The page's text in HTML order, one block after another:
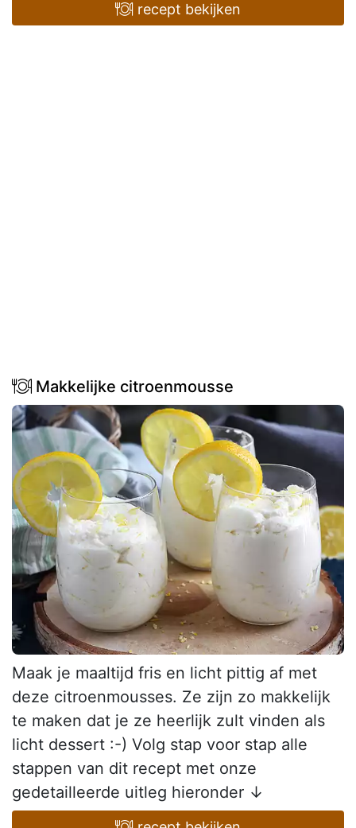
recept bekijken
Makkelijke citroenmousse
Maak je maaltijd fris en licht pittig af met
deze citroenmousses. Ze zijn zo makkelijk
te maken dat je ze heerlijk zult vinden als
licht dessert :-) Volg stap voor stap alle
stappen van dit recept met onze
gedetailleerde uitleg hieronder ↓